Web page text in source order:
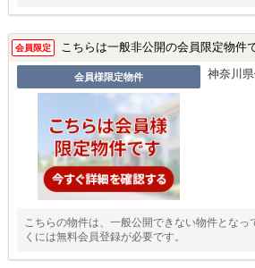
会員限定 こちらは一般非公開の会員限定物件で
会員様限定物件 神奈川
こちらの物件は、一般公開できない物件となっ
くには無料会員登録が必要です。